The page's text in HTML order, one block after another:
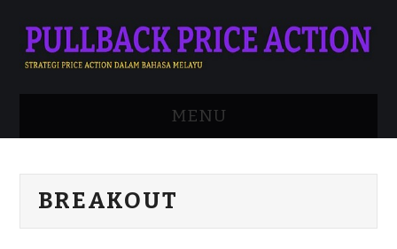
MENU
ADVANCED STRATEGY
BREAKOUT